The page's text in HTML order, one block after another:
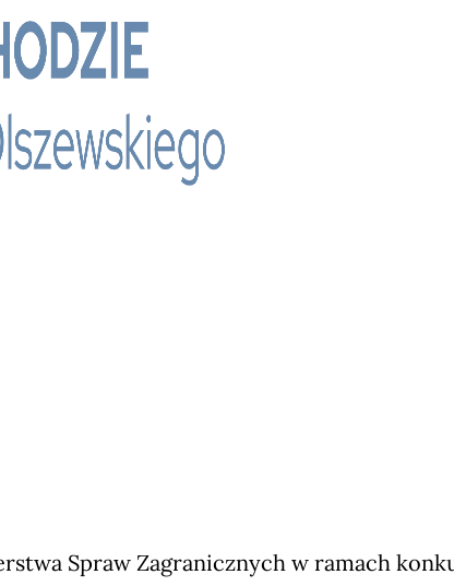
Spraw Zagranicznych w ramach